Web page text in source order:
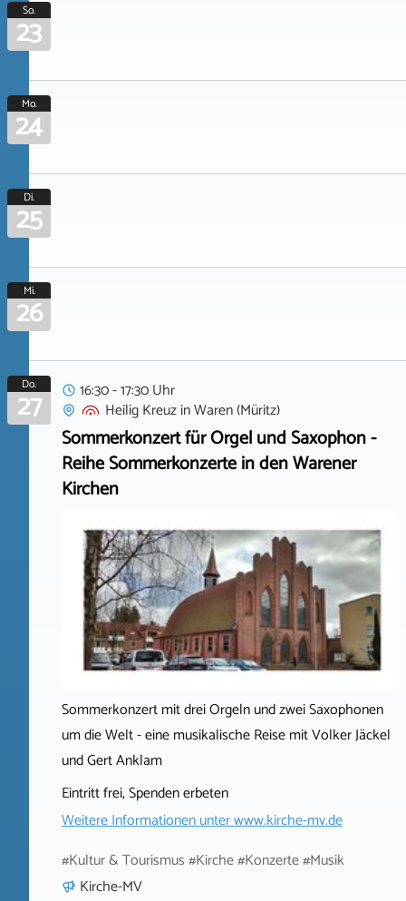
So.
23
Mo.
24
Di.
25
Mi.
26
Do.
27
16:30 - 17:30 Uhr
Heilig KreuzinWaren (Müritz)
Sommerkonzert für Orgel und Saxophon -
Reihe Sommerkonzerte in den Warener
Kirchen
Sommerkonzert mit drei Orgeln und zwei Saxophonen
um die Welt - eine musikalische Reise mit Volker Jäckel
und Gert Anklam
Eintritt frei, Spenden erbeten
Weitere Informationen unterwww.kirche-mv.de
#Kultur & Tourismus #Kirche #Konzerte #Musik
Kirche-MV